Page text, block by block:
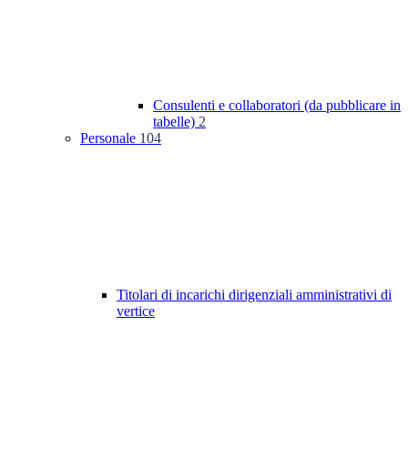
Consulenti e collaboratori (da pubblicare in
tabelle) 2
Personale 104
Titolari di incarichi dirigenziali amministrativi di
vertice